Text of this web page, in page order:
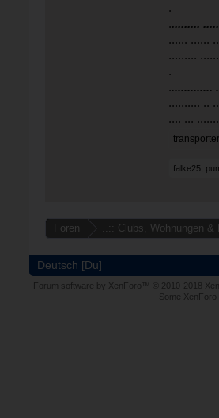
.
..........
...... ......
.........
.
..............
.......... ..
.... ...
falke25
Foren ..:: Clubs, Wohnungen &
Deutsch [Du]
Forum software by XenForo™ © 2010-2018
Some